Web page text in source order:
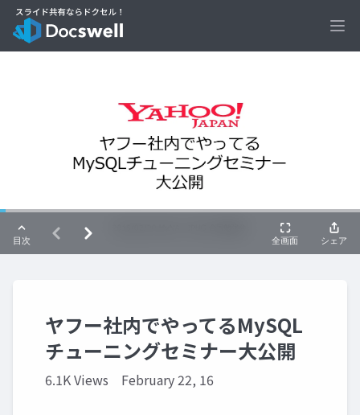
ヤフー社内でやってるMySQL
チューニングセミナー大公開
6.1K Views February 22, 16